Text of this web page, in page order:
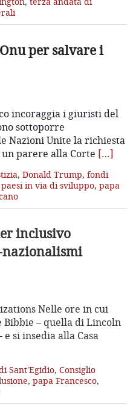
per salvare i
incoraggia i giuristi del
sottoporre
Nazioni Unite la richiesta
parere alla Corte […]
, Donald Trump, fondi
paesi in via di sviluppo, papa
inclusivo
nazionalismi
Nelle ore in cui
– quella di Lincoln
si insedia alla Casa
Sant'Egidio, Consiglio
, papa Francesco,